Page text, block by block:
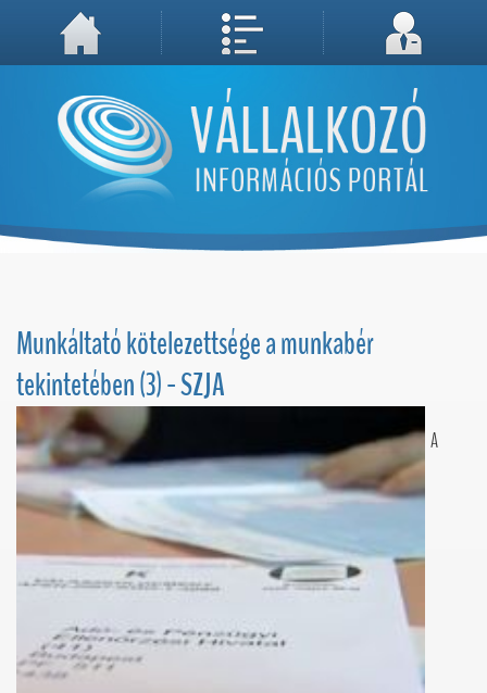
A weboldal használatával Ön elfogadja, hogy Cookie-kat (sütiket) tároljunk számítógépén. A sütik a weboldal megfelelő működéséhez
Megértettem, folytatás...
Munkáltató kötelezettsége a munkabér
tekintetében (3) - SZJA
A